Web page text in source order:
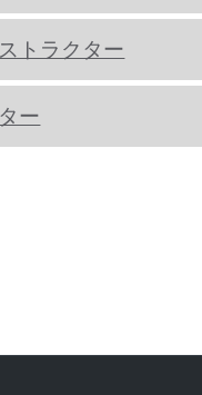
トラクター
ー